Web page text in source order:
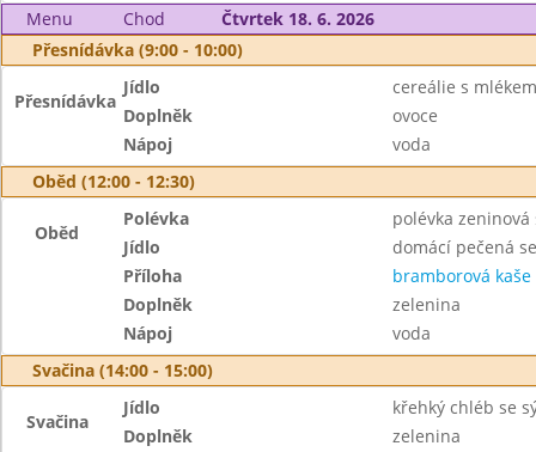
Menu
Chod
Čtvrtek 18. 6. 2026
Přesnídávka (9:00 - 10:00)
Přesnídávka
Jídlo
cereálie s mlékem
Doplněk
ovoce
Nápoj
voda
Oběd (12:00 - 12:30)
Oběd
Polévka
polévka zeninová
Jídlo
domácí pečená
Příloha
bramborová kaše
Doplněk
zelenina
Nápoj
voda
Svačina (14:00 - 15:00)
Svačina
Jídlo
křehký chléb se
Doplněk
zelenina